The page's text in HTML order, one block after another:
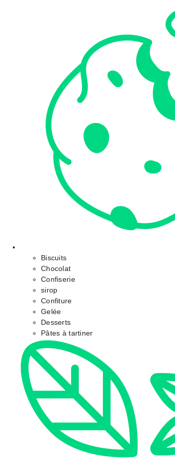
Biscuits
Chocolat
Confiserie
sirop
Confiture
Gelée
Desserts
Pâtes à tartiner